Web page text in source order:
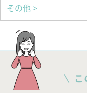
その他 >